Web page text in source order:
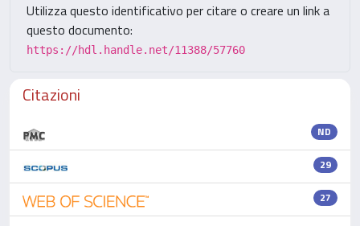
Utilizza questo identificativo per citare o creare un link a
questo documento:
https://hdl.handle.net/11388/57760
Citazioni
ND
29
27